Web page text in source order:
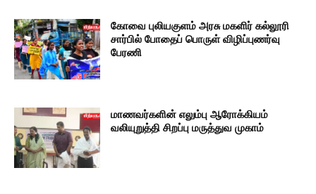
கோவை புலியகுளம் அரசு மகளிர் கல்லூரி
சார்பில் போதைப் பொருள் விழிப்புணர்வு
பேரணி
மாணவர்களின் எலும்பு ஆரோக்கியம்
வலியுறுத்தி சிறப்பு மருத்துவ முகாம்